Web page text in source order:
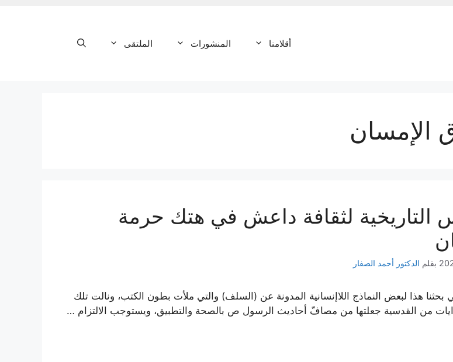
أقلامنا المنشورات الملتقى
الإمسان
التاريخية لثقافة داعش في هتك حرمة
بقلم الدكتور أحمد الصفار
هذا لبعض النماذج اللاإنسانية المدونة عن (السلف) والتي ملأت بطون الكتب، ونالت تلك
من القدسية جعلتها من مصافّ أحاديث الرسول ص بالصحة والتطبيق، ويستوجب الالتزام …